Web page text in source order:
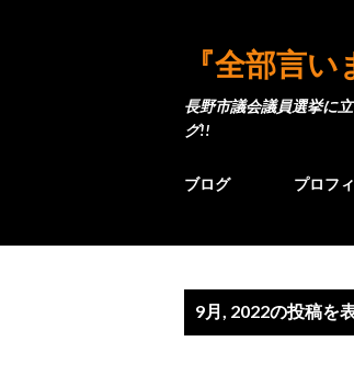
『全部言
長野市議会議員選挙に
グ!!
ブログ プロフ
9月, 2022の投稿を